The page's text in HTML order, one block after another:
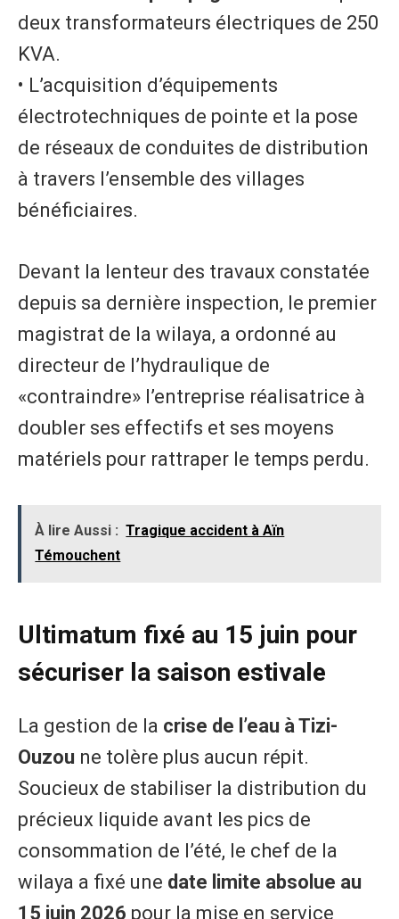
deux transformateurs électriques de 250
KVA.
• L’acquisition d’équipements
électrotechniques de pointe et la pose
de réseaux de conduites de distribution
à travers l’ensemble des villages
bénéficiaires.
Devant la lenteur des travaux constatée
depuis sa dernière inspection, le premier
magistrat de la wilaya, a ordonné au
directeur de l’hydraulique de
«contraindre» l’entreprise réalisatrice à
doubler ses effectifs et ses moyens
matériels pour rattraper le temps perdu.
À lire Aussi : Tragique accident à Aïn
Témouchent
Ultimatum fixé au 15 juin pour
sécuriser la saison estivale
La gestion de la crise de l’eau à Tizi-
Ouzou ne tolère plus aucun répit.
Soucieux de stabiliser la distribution du
précieux liquide avant les pics de
consommation de l’été, le chef de la
wilaya a fixé une date limite absolue au
15 juin 2026 pour la mise en service